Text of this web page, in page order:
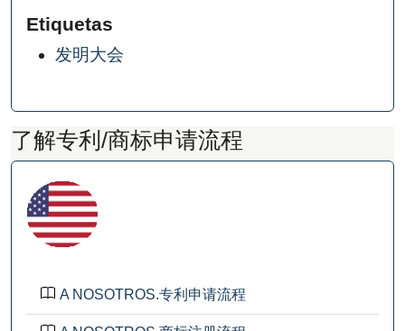
Etiquetas
发明大会
了解专利/商标申请流程
A NOSOTROS.专利申请流程